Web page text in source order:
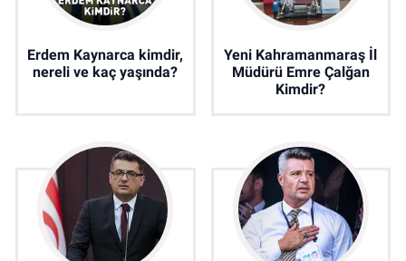
Erdem Kaynarca kimdir,
nereli ve kaç yaşında?
Yeni Kahramanmaraş İl
Müdürü Emre Çalğan
Kimdir?